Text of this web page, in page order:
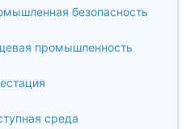
безопасность
промышленность
среда